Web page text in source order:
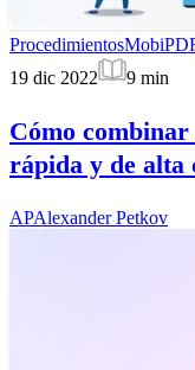
Procedimientos
19 dic 2022
9 min
Cómo
rápida y de alta
APAlexander Petkov